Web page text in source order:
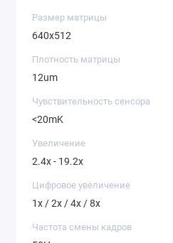
Размер матрицы
640x512
Плотность матрицы
12um
Чувствительность сенсора
<20mK
Увеличение
2.4x - 19.2x
Цифровое увеличение
1x / 2x / 4x / 8x
Частота смены кадров